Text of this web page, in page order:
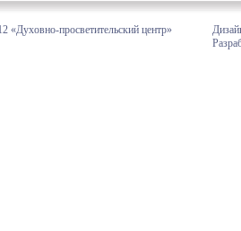
«Духовно-просветительский центр»